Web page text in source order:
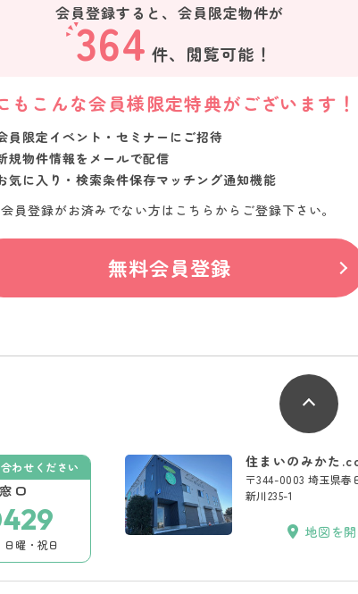
会員登録すると、会員限定物件が
364 件、 閲覧可能！
もこんな会員様限定特典がございます！
員限定イベント・セミナーにご招待
規物件情報をメールで配信
気に入り・検索条件保存マッチング通知機能
員登録がお済みでない方はこちらからご登録下さい。
無料会員登録
わせください
口
曜・祝日
住まいのみかた
〒344-0003 埼玉県春
新川235-1
地図を開